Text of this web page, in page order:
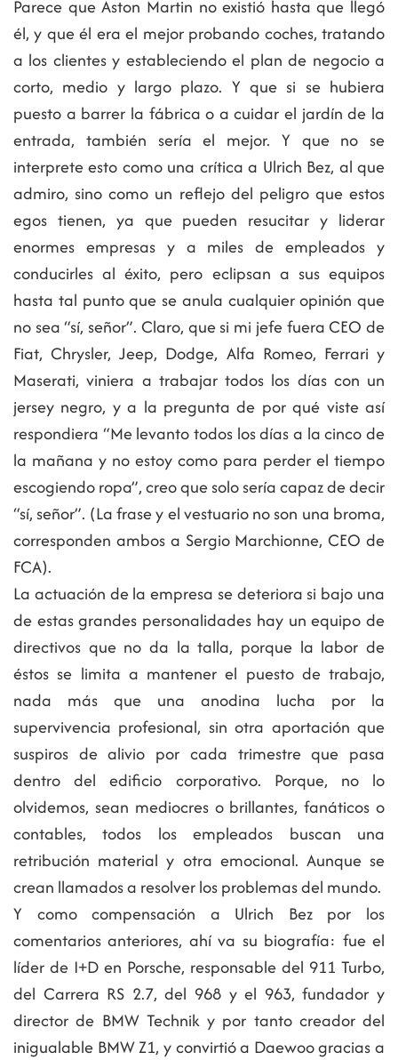
Parece que Aston Martin no existió hasta que llegó
él, y que él era el mejor probando coches, tratando
a los clientes y estableciendo el plan de negocio a
corto, medio y largo plazo. Y que si se hubiera
puesto a barrer la fábrica o a cuidar el jardín de la
entrada, también sería el mejor. Y que no se
interprete esto como una crítica a Ulrich Bez, al que
admiro, sino como un reflejo del peligro que estos
egos tienen, ya que pueden resucitar y liderar
enormes empresas y a miles de empleados y
conducirles al éxito, pero eclipsan a sus equipos
hasta tal punto que se anula cualquier opinión que
no sea “sí, señor”. Claro, que si mi jefe fuera CEO de
Fiat, Chrysler, Jeep, Dodge, Alfa Romeo, Ferrari y
Maserati, viniera a trabajar todos los días con un
jersey negro, y a la pregunta de por qué viste así
respondiera “Me levanto todos los días a la cinco de
la mañana y no estoy como para perder el tiempo
escogiendo ropa”, creo que solo sería capaz de decir
“sí, señor”. (La frase y el vestuario no son una broma,
corresponden ambos a Sergio Marchionne, CEO de
FCA).
La actuación de la empresa se deteriora si bajo una
de estas grandes personalidades hay un equipo de
directivos que no da la talla, porque la labor de
éstos se limita a mantener el puesto de trabajo,
nada más que una anodina lucha por la
supervivencia profesional, sin otra aportación que
suspiros de alivio por cada trimestre que pasa
dentro del edificio corporativo. Porque, no lo
olvidemos, sean mediocres o brillantes, fanáticos o
contables, todos los empleados buscan una
retribución material y otra emocional. Aunque se
crean llamados a resolver los problemas del mundo.
Y como compensación a Ulrich Bez por los
comentarios anteriores, ahí va su biografía: fue el
líder de I+D en Porsche, responsable del 911 Turbo,
del Carrera RS 2.7, del 968 y el 963, fundador y
director de BMW Technik y por tanto creador del
inigualable BMW Z1, y convirtió a Daewoo gracias a